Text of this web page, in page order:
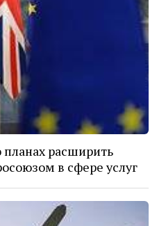
расширить
в сфере услуг